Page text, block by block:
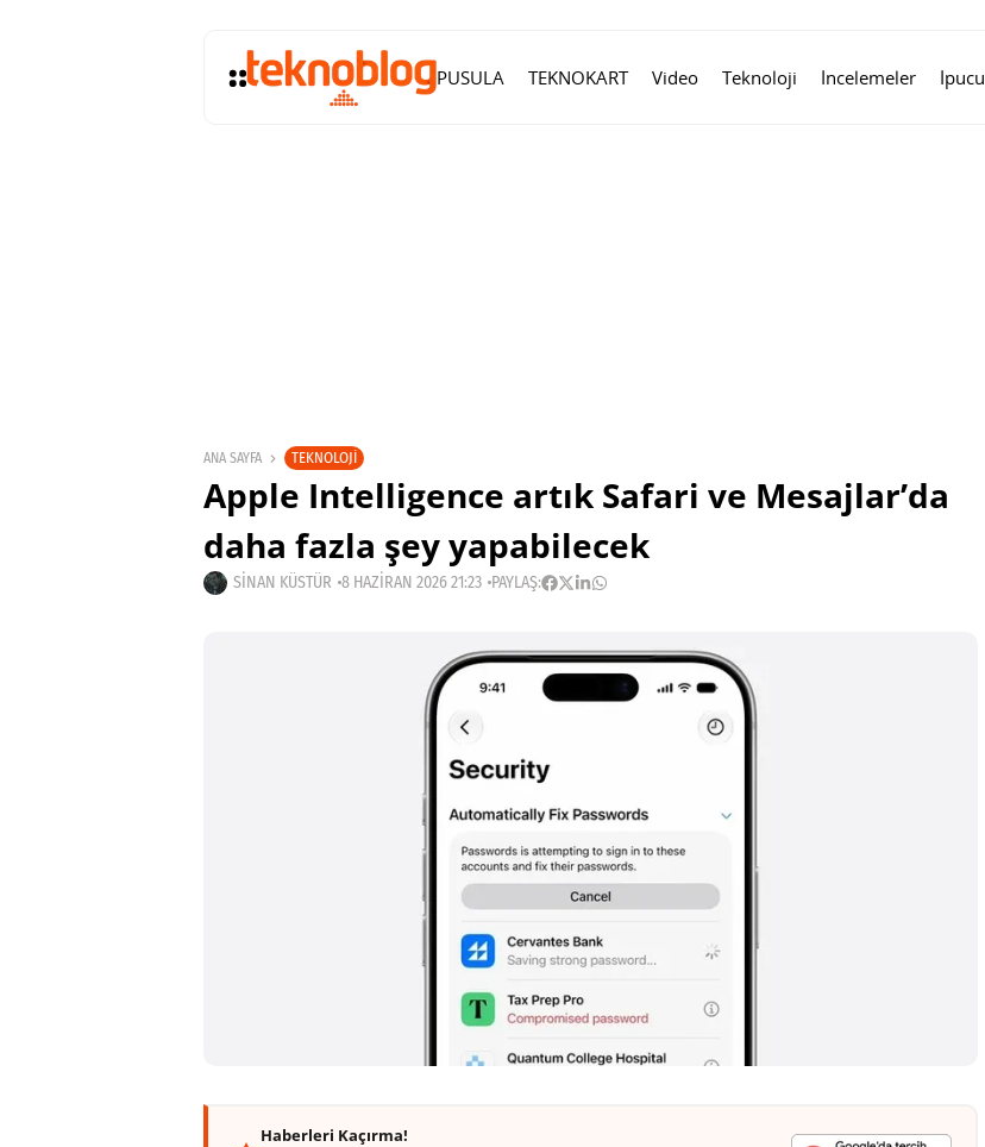
PUSULA TEKNOKART Video Teknoloji İncelemeler İpucu
ANA SAYFA TEKNOLOJI
Apple Intelligence artık Safari ve Mesajlar’da
daha fazla şey yapabilecek
SINAN KÜSTÜR 8 HAZIRAN 2026 21:23 PAYLAŞ:
Haberleri Kaçırma!